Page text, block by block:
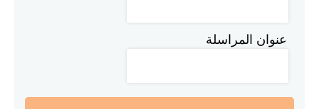
عنوان المراسلة